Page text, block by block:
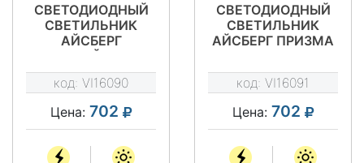
СВЕТОДИОДНЫЙ
СВЕТИЛЬНИК
АЙСБЕРГ
МАТОВЫЙ 14 ВТ -
VILED СС 03-У-
М-14-590.130.15-4-
0-65
код: VI16090
Цена: 702
СВЕТОДИОДНЫЙ
СВЕТИЛЬНИК
АЙСБЕРГ ПРИЗМА
03-У-А-14-
590.130.15-4-0-65
код: VI16091
Цена: 702